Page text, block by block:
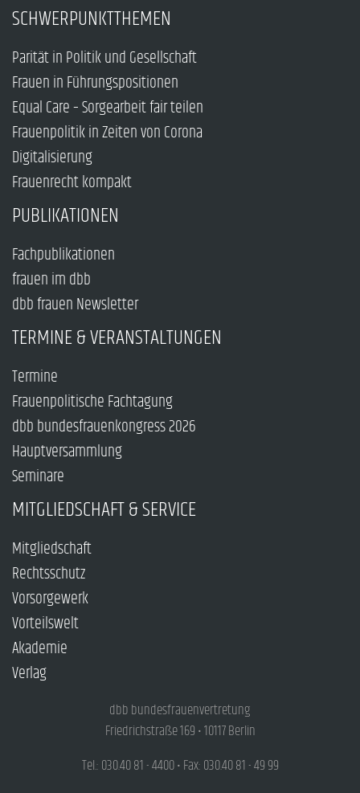
SCHWERPUNKTTHEMEN
Parität in Politik und Gesellschaft
Frauen in Führungspositionen
Equal Care – Sorgearbeit fair teilen
Frauenpolitik in Zeiten von Corona
Digitalisierung
Frauenrecht kompakt
PUBLIKATIONEN
Fachpublikationen
frauen im dbb
dbb frauen Newsletter
TERMINE & VERANSTALTUNGEN
Termine
Frauenpolitische Fachtagung
dbb bundesfrauenkongress 2026
Hauptversammlung
Seminare
MITGLIEDSCHAFT & SERVICE
Mitgliedschaft
Rechtsschutz
Vorsorgewerk
Vorteilswelt
Akademie
Verlag
dbb bundesfrauenvertretung
Friedrichstraße 169 • 10117 Berlin
Tel.: 030.40 81 - 4400 • Fax: 030.40 81 - 49 99